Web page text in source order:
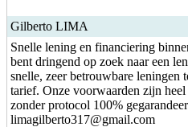
Gilberto LIMA
Snelle lening en financiering
bent dringend op zoek naar een
snelle, zeer betrouwbare leningen
tarief. Onze voorwaarden zijn
zonder protocol 100%
limagilberto317@gmail.com